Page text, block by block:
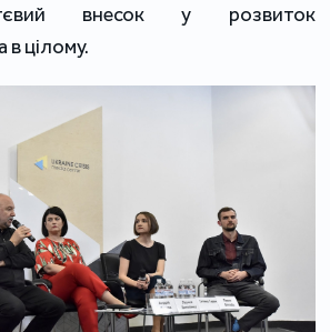
внесок у розвиток
в цілому.